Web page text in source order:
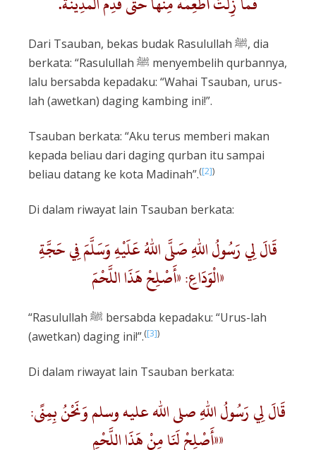
Dari Tsauban, bekas budak Rasulullah ﷺ, dia
berkata: “Rasulullah ﷺ menyembelih qurbannya,
lalu bersabda kepadaku: “Wahai Tsauban, urus-
lah (awetkan) daging kambing ini!”.
Tsauban berkata: “Aku terus memberi makan
kepada beliau dari daging qurban itu sampai
beliau datang ke kota Madinah”.([2])
Di dalam riwayat lain Tsauban berkata:
قَالَ لِي رَسُولُ اللهِ صَلَّى اللهُ عَلَيْهِ وَسَلَّمَ فِي حَجَّةِ
الْوَدَاعِ: «أَصْلِحْ هَذَا اللَّحْمَ»
“Rasulullah ﷺ bersabda kepadaku: “Urus-lah
(awetkan) daging ini!”.([3])
Di dalam riwayat lain Tsauban berkata:
قَالَ لِي رَسُولُ اللهِ صلى الله عليه وسلم وَنَحْنُ بِمِنًى:
«أَصْلِحْ لَنَا مِنْ هَذَا اللَّحْمِ»